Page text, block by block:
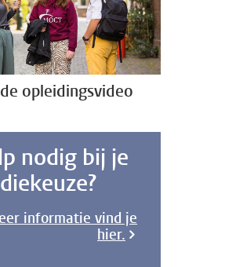
opleidingsvideo
nodig bij je
informatie vind je
hier.